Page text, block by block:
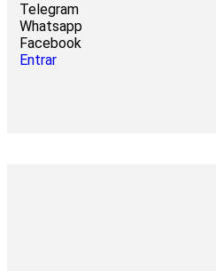
Telegram
Whatsapp
Facebook
Entrar